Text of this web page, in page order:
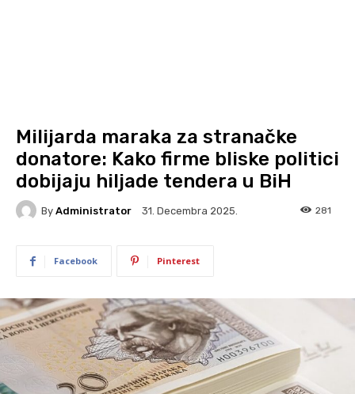
Milijarda maraka za stranačke
donatore: Kako firme bliske politici
dobijaju hiljade tendera u BiH
By Administrator 31. Decembra 2025. 281
Facebook Pinterest